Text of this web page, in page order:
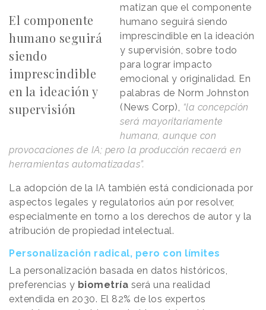
El componente
humano seguirá
siendo
imprescindible
en la ideación y
supervisión
matizan que el componente
humano seguirá siendo
imprescindible en la ideación
y supervisión, sobre todo
para lograr impacto
emocional y originalidad. En
palabras de Norm Johnston
(News Corp), “la concepción
será mayoritariamente
humana, aunque con
provocaciones de IA; pero la producción recaerá en
herramientas automatizadas”.
La adopción de la IA también está condicionada por
aspectos legales y regulatorios aún por resolver,
especialmente en torno a los derechos de autor y la
atribución de propiedad intelectual.
Personalización radical, pero con límites
La personalización basada en datos históricos,
preferencias y biometría será una realidad
extendida en 2030. El 82% de los expertos